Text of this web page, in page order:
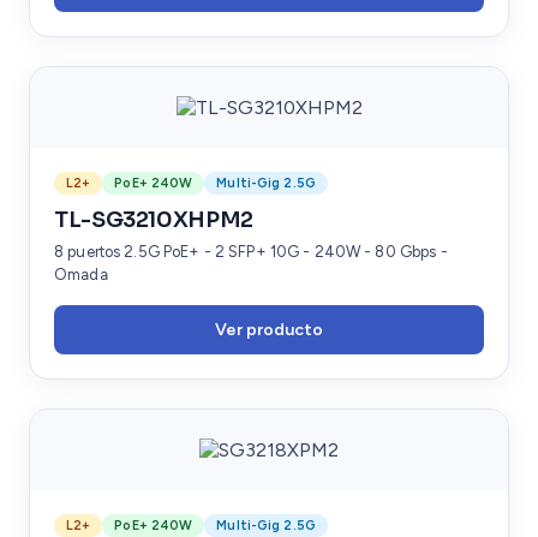
L2+ PoE+ 240W Multi-Gig 2.5G
TL-SG3210XHPM2
8 puertos 2.5G PoE+ - 2 SFP+ 10G - 240W - 80 Gbps -
Omada
Ver producto
L2+ PoE+ 240W Multi-Gig 2.5G